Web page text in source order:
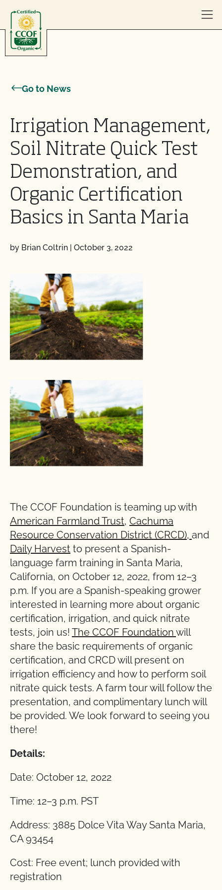
Go to News
Irrigation Management,
Soil Nitrate Quick Test
Demonstration, and
Organic Certification
Basics in Santa Maria
by Brian Coltrin | October 3, 2022
The CCOF Foundation is teaming up with
American Farmland Trust, Cachuma
Resource Conservation District (CRCD), and
Daily Harvest to present a Spanish-
language farm training in Santa Maria,
California, on October 12, 2022, from 12–3
p.m. If you are a Spanish-speaking grower
interested in learning more about organic
certification, irrigation, and quick nitrate
tests, join us! The CCOF Foundation will
share the basic requirements of organic
certification, and CRCD will present on
irrigation efficiency and how to perform soil
nitrate quick tests. A farm tour will follow the
presentation, and complimentary lunch will
be provided. We look forward to seeing you
there!
Details:
Date: October 12, 2022
Time: 12–3 p.m. PST
Address: 3885 Dolce Vita Way Santa Maria,
CA 93454
Cost: Free event; lunch provided with
registration